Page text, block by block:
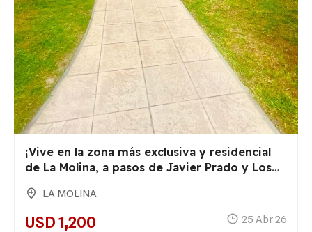
¡Vive en la zona más exclusiva y residencial
de La Molina, a pasos de Javier Prado y Los
LA MOLINA
USD 1,200 25 Abr 26